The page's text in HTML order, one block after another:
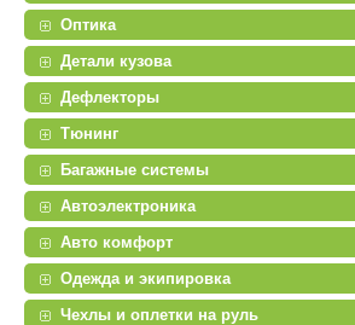
Оптика
Детали кузова
Дефлекторы
Тюнинг
Багажные системы
Автоэлектроника
Авто комфорт
Одежда и экипировка
Чехлы и оплетки на руль